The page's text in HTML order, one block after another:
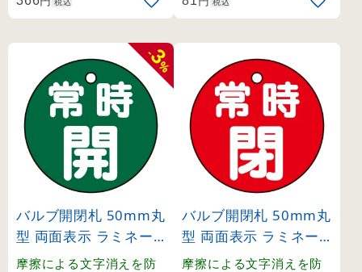
-
3
%
バルブ開閉札 50mm丸
型 両面表示 ラミネー
ト加工 緑（常時開） (
摩擦による文字消えを防
バルブ開閉札 50mm丸
型 両面表示 ラミネー
ト加工 赤（常時閉） (
摩擦による文字消えを防